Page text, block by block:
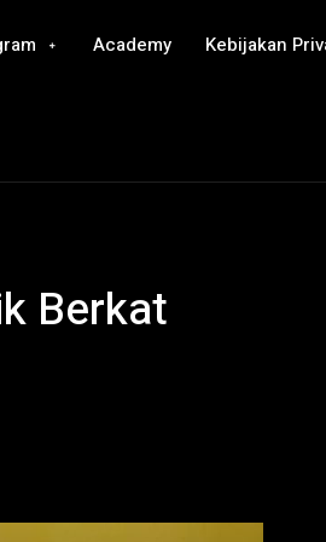
Academy Kebijakan
Berkat